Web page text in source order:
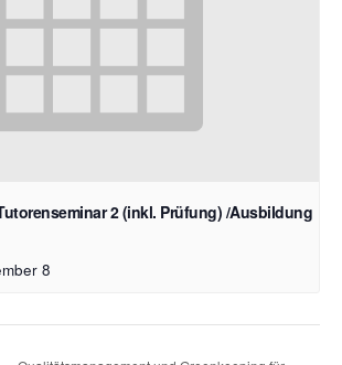
2 (inkl. Prüfung) /Ausbildung
8